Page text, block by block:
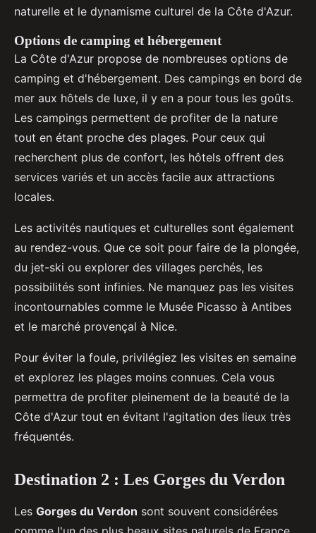
naturelle et le dynamisme culturel de la Côte d'Azur.
Options de camping et hébergement
La Côte d'Azur propose de nombreuses options de
camping et d'hébergement. Des campings en bord de
mer aux hôtels de luxe, il y en a pour tous les goûts.
Les campings permettent de profiter de la nature
tout en étant proche des plages. Pour ceux qui
recherchent plus de confort, les hôtels offrent des
services variés et un accès facile aux attractions
locales.
Les activités nautiques et culturelles sont également
au rendez-vous. Que ce soit pour faire de la plongée,
du jet-ski ou explorer des villages perchés, les
possibilités sont infinies. Ne manquez pas les visites
incontournables comme le Musée Picasso à Antibes
et le marché provençal à Nice.
Pour éviter la foule, privilégiez les visites en semaine
et explorez les plages moins connues. Cela vous
permettra de profiter pleinement de la beauté de la
Côte d'Azur tout en évitant l'agitation des lieux très
fréquentés.
Destination 2 : Les Gorges du Verdon
Les Gorges du Verdon sont souvent considérées